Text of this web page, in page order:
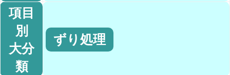
項目
別
大分
類
ずり処理